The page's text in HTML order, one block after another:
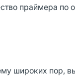
праймера по
широких пор,